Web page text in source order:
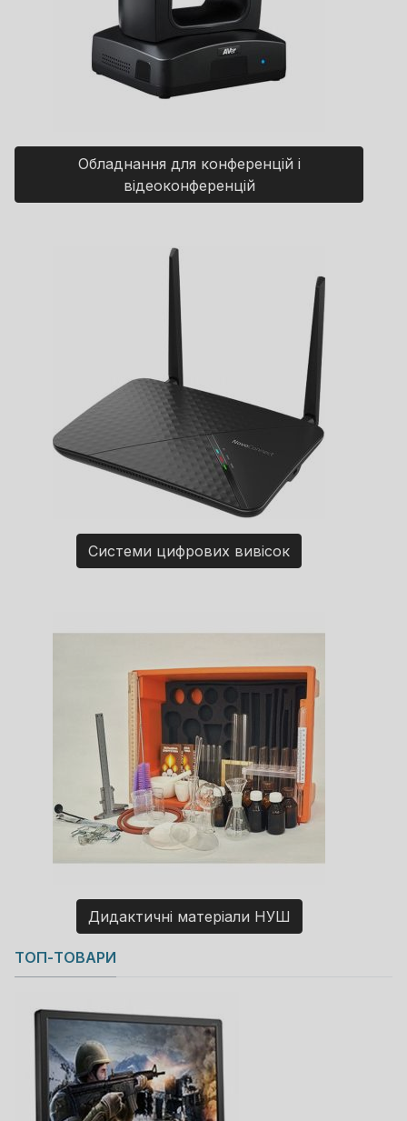
Обладнання для конференцій і
відеоконференцій
Системи цифрових вивісок
Дидактичні матеріали НУШ
Copyright MAXXmarketing GmbH
JoomShopping Download & Support
ТОП-ТОВАРИ